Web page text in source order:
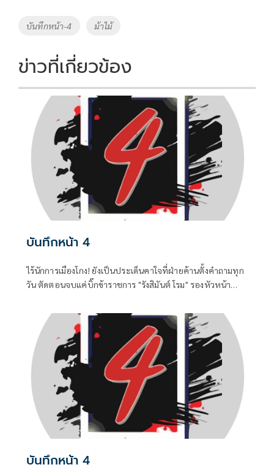
o
k
Li
k
Tags
บันทึกหน้า-4 ม้าไม้
ข่าวที่เกี่ยวข้อง
บันทึกหน้า 4
ไร้นักการเมืองโกง! ยังเป็นประเด็นคาใจที่ฝ่ายค้านตั้งคำถามทุก
วัน ตัดตอนจบแค่บิ๊กข้าราชการ "รังสิมันต์ โรม" รองหัวหน้า
กฎหมาย การยุติธรรรมและสิทธิมนุษยชน
บันทึกหน้า 4